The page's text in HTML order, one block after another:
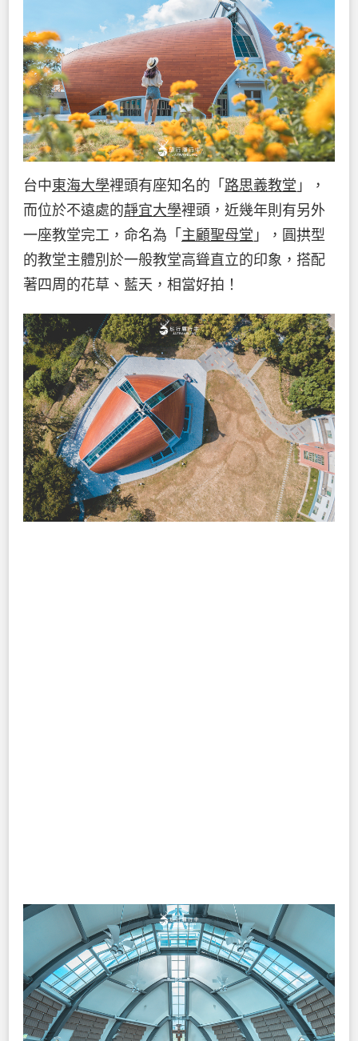
台中東海大學裡頭有座知名的「 路思義教堂 」，
而位於不遠處的靜宜大學裡頭，近幾年則有另外
一座教堂完工，命名為「 主顧聖母堂 」，圓拱型
的教堂主體別於一般教堂高聳直立的印象，搭配
著四周的花草、藍天，相當好拍！